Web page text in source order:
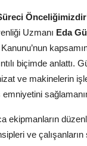
Uzmanı Eda
biçimde anlattı.
ve makinelerin
ekipmanların
ve